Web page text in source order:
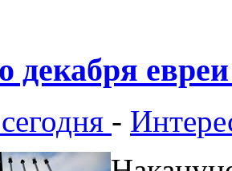
декабря
-